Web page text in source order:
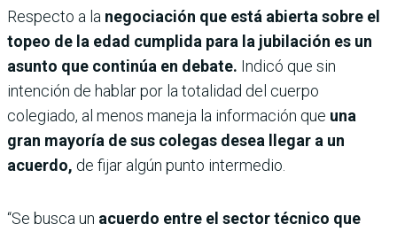
Respecto a la negociación que está abierta sobre el
topeo de la edad cumplida para la jubilación es un
asunto que continúa en debate. Indicó que sin
intención de hablar por la totalidad del cuerpo
colegiado, al menos maneja la información que una
gran mayoría de sus colegas desea llegar a un
acuerdo, de fijar algún punto intermedio.
“Se busca un acuerdo entre el sector técnico que